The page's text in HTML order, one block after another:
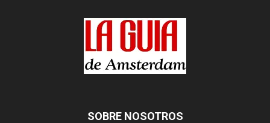
SOBRE NOSOTROS